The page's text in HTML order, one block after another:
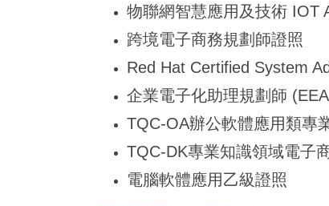
物聯網智慧應用及技術 IOT
跨境電子商務規劃師證照
Red Hat Certified System
企業電子化助理規劃師
TQC-OA辦公軟體應用類專
TQC-DK專業知識領域電子
電腦軟體應用乙級證照